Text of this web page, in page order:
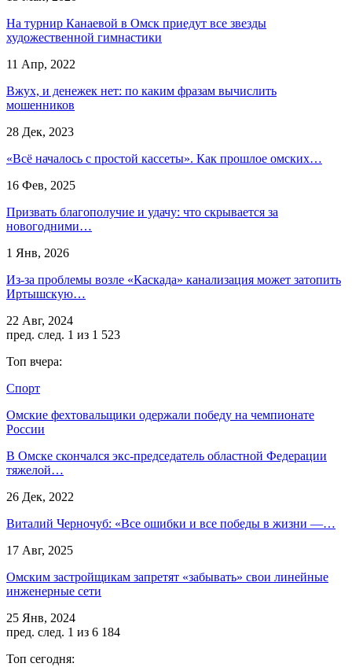
На турнир Канаевой в Омск приедут все звезды
художественной гимнастики
11 Апр, 2022
Вжух, и денежек нет: по каким фразам вычислить
мошенников
28 Дек, 2023
«Всё началось с простой кассеты». Как прошлое омских…
16 Фев, 2025
Призвать благополучие и удачу: что скрывается за
новогодними…
1 Янв, 2026
Из-за проблемы возле «Каскада» канализация может затопить
Иртышскую…
22 Авг, 2024
пред. след. 1 из 1 523
Топ вчера:
Спорт
Омские фехтовальщики одержали победу на чемпионате
России
В Омске скончался экс-председатель областной Федерации
тяжелой…
26 Дек, 2022
Виталий Черночуб: «Все ошибки и все победы в жизни —…
17 Авг, 2025
Омским застройщикам запретят «забывать» свои линейные
инженерные сети
25 Янв, 2024
пред. след. 1 из 6 184
Топ сегодня: